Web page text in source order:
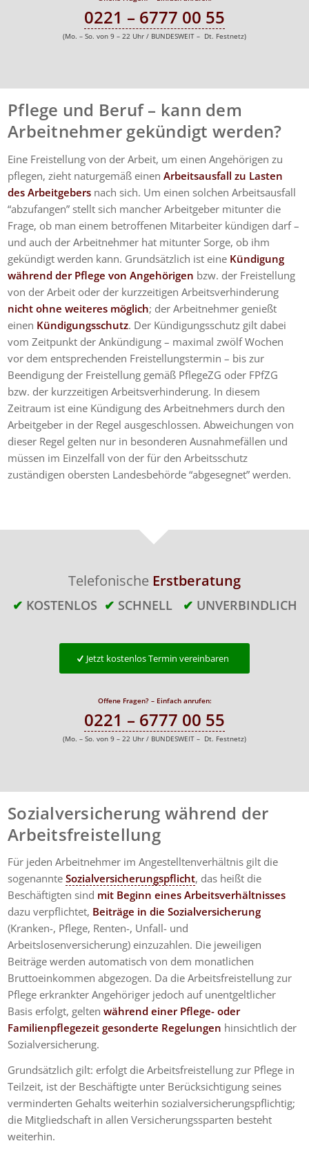
0221 – 6777 00 55
(Mo. – So. von 9 – 22 Uhr / BUNDESWEIT – Dt. Festnetz)
Pflege und Beruf – kann dem
Arbeitnehmer gekündigt werden?
Eine Freistellung von der Arbeit, um einen Angehörigen zu
pflegen, zieht naturgemäß einenArbeitsausfall zu Lasten
des Arbeitgebers nach sich. Um einen solchen Arbeitsausfall
“abzufangen” stellt sich mancher Arbeitgeber mitunter die
Frage, ob man einem betroffenen Mitarbeiter kündigen darf –
und auch der Arbeitnehmer hat mitunter Sorge, ob ihm
gekündigt werden kann. Grundsätzlich ist eine Kündigung
während der Pflege von Angehörigen bzw. der Freistellung
von der Arbeit oder der kurzzeitigen Arbeitsverhinderung
nicht ohne weiteres möglich; der Arbeitnehmer genießt
einen Kündigungsschutz. Der Kündigungsschutz gilt dabei
vom Zeitpunkt der Ankündigung – maximal zwölf Wochen
vor dem entsprechenden Freistellungstermin – bis zur
Beendigung der Freistellung gemäß PflegeZG oder FPfZG
bzw. der kurzzeitigen Arbeitsverhinderung. In diesem
Zeitraum ist eine Kündigung des Arbeitnehmers durch den
Arbeitgeber in der Regel ausgeschlossen. Abweichungen von
dieser Regel gelten nur in besonderen Ausnahmefällen und
müssen im Einzelfall von der für den Arbeitsschutz
zuständigen obersten Landesbehörde “abgesegnet” werden.
Telefonische Erstberatung
✔ KOSTENLOS ✔ SCHNELL ✔ UNVERBINDLICH
Jetzt kostenlos Termin vereinbaren
Offene Fragen? – Einfach anrufen:
0221 – 6777 00 55
(Mo. – So. von 9 – 22 Uhr / BUNDESWEIT – Dt. Festnetz)
Sozialversicherung während der
Arbeitsfreistellung
Für jeden Arbeitnehmer im Angestelltenverhältnis gilt die
sogenannteSozialversicherungspflicht, das heißt die
Beschäftigten sind mit Beginn eines Arbeitsverhältnisses
dazu verpflichtet, Beiträge in die Sozialversicherung
(Kranken-, Pflege, Renten-, Unfall- und
Arbeitslosenversicherung) einzuzahlen. Die jeweiligen
Beiträge werden automatisch von dem monatlichen
Bruttoeinkommen abgezogen. Da die Arbeitsfreistellung zur
Pflege erkrankter Angehöriger jedoch auf unentgeltlicher
Basis erfolgt, geltenwährend einer Pflege- oder
Familienpflegezeit gesonderte Regelungen hinsichtlich der
Sozialversicherung.
Grundsätzlich gilt: erfolgt die Arbeitsfreistellung zur Pflege in
Teilzeit, ist der Beschäftigte unter Berücksichtigung seines
verminderten Gehalts weiterhin sozialversicherungspflichtig;
die Mitgliedschaft in allen Versicherungssparten besteht
weiterhin.